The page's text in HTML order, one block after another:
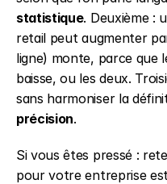
statistique. Deuxième :
retail peut augmenter
ligne) monte, parce que
baisse, ou les deux.
sans harmoniser la
précision.
Si vous êtes pressé :
pour votre entreprise